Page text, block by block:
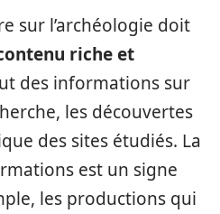
sur l’archéologie doit
riche et
des informations sur
les découvertes
des sites étudiés. La
est un signe
les productions qui